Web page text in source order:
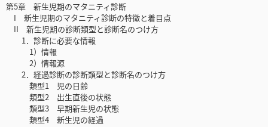
第5章 新生児期のマタニティ診断
I 新生児期のマタニティ診断の特徴と着目点
II 新生児期の診断類型と診断名のつけ方
1．診断に必要な情報
1）情報
2）情報源
2．経過診断の診断類型と診断名のつけ方
類型1 児の日齢
類型2 出生直後の状態
類型3 早期新生児の状態
類型4 新生児の経過